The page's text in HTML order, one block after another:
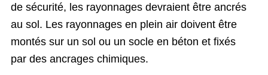
de sécurité, les rayonnages devraient être ancrés
au sol. Les rayonnages en plein air doivent être
montés sur un sol ou un socle en béton et fixés
par des ancrages chimiques.